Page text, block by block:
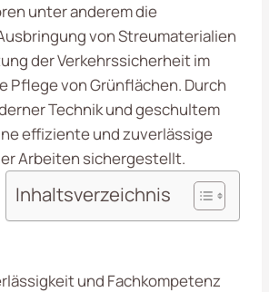
unter anderem die
von Streumaterialien
der Verkehrssicherheit im
Pflege von Grünflächen. Durch
Technik und geschultem
effiziente und zuverlässige
Arbeiten sichergestellt.
Inhaltsverzeichnis
und Fachkompetenz